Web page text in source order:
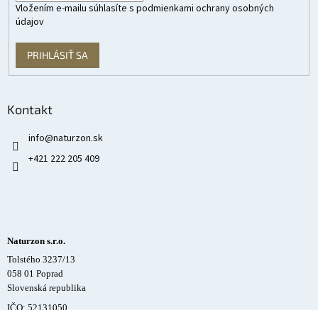
Vložením e-mailu súhlasíte s podmienkami ochrany osobných
údajov
PRIHLÁSIŤ SA
Kontakt
info@naturzon.sk
+421 222 205 409
Naturzon s.r.o.
Tolstého 3237/13
058 01 Poprad
Slovenská republika
IČO: 52131050